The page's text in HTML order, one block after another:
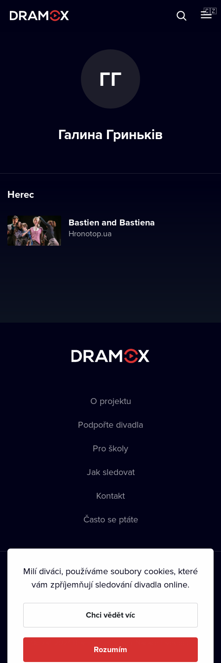
🇨🇿
ГГ
Галина Гриньків
Herec
Bastien and Bastiena
Hronotop.ua
O projektu
Podpořte divadla
Pro školy
Jak sledovat
Kontakt
Často se ptáte
Podmínky používání • Ochrana soukromí • Zásady používání
• Autorská práva•
Milí diváci, používáme soubory cookies, které
vám zpříjemňují sledování divadla online.
Chci vědět víc
Rozumím